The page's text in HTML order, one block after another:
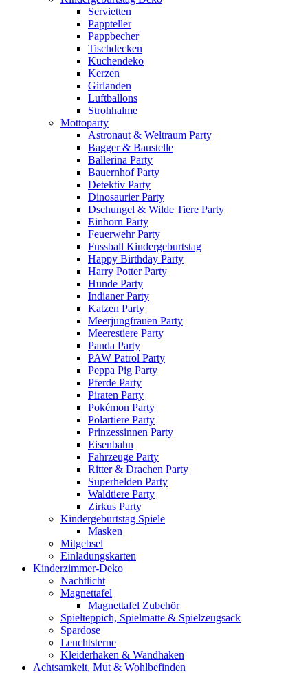
Servietten
Pappteller
Pappbecher
Tischdecken
Kuchendeko
Kerzen
Girlanden
Luftballons
Strohhalme
Mottoparty
Astronaut & Weltraum Party
Bagger & Baustelle
Ballerina Party
Bauernhof Party
Detektiv Party
Dinosaurier Party
Dschungel & Wilde Tiere Party
Einhorn Party
Feuerwehr Party
Fussball Kindergeburtstag
Happy Birthday Party
Harry Potter Party
Hunde Party
Indianer Party
Katzen Party
Meerjungfrauen Party
Meerestiere Party
Panda Party
PAW Patrol Party
Peppa Pig Party
Pferde Party
Piraten Party
Pokémon Party
Polartiere Party
Prinzessinnen Party
Eisenbahn
Fahrzeuge Party
Ritter & Drachen Party
Superhelden Party
Waldtiere Party
Zirkus Party
Kindergeburtstag Spiele
Masken
Mitgebsel
Einladungskarten
Kinderzimmer-Deko
Nachtlicht
Magnettafel
Magnettafel Zubehör
Spielteppich, Spielmatte & Spielzeugsack
Spardose
Leuchtsterne
Kleiderhaken & Wandhaken
Achtsamkeit, Mut & Wohlbefinden